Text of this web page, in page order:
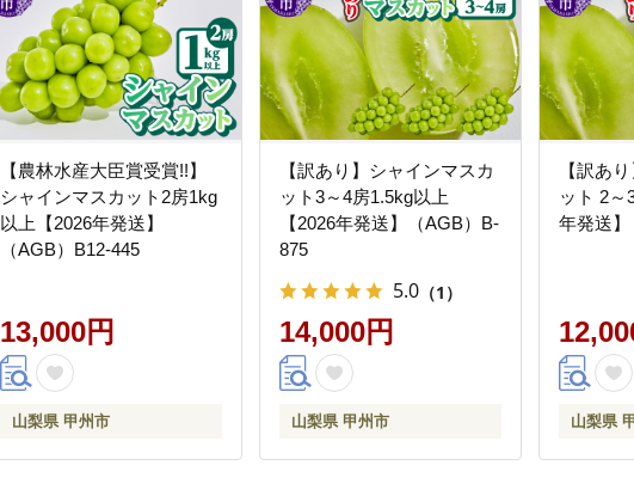
【農林水産大臣賞受賞!!】
シャインマスカット2房1kg
以上【2026年発送】
（AGB）B12-445
13,000円
山梨県 甲州市
【訳あり】シャインマスカ
ット3～4房1.5kg以上
【2026年発送】（AGB）B-
875
5.0 （1）
14,000円
山梨県 甲州市
【訳あ
ット 2～
年発送
山梨県